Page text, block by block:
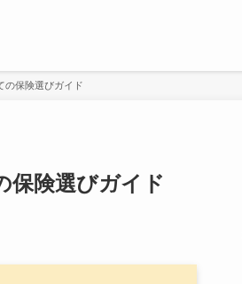
の保険選びガイド
保険選びガイド